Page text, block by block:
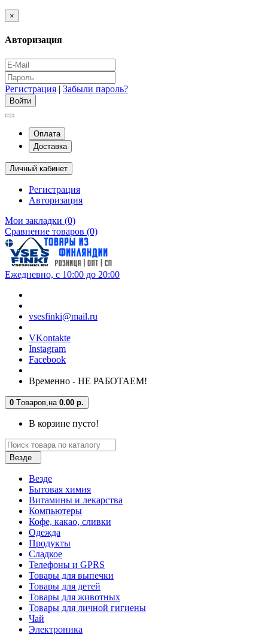
×
Авторизация
Регистрация | Забыли пароль?
Оплата
Доставка
Личный кабинет
Регистрация
Авторизация
Мои закладки (0)
Сравнение товаров (0)
Ежедневно, с 10:00 до 20:00
vsesfinki@mail.ru
VKontakte
Instagram
Facebook
Временно - НЕ РАБОТАЕМ!
0 Tоваров, на 0.00 р.
В корзине пусто!
Везде
Везде
Бытовая химия
Витамины и лекарства
Компьютеры
Кофе, какао, сливки
Одежда
Продукты
Сладкое
Телефоны и GPRS
Товары для выпечки
Товары для детей
Товары для животных
Товары для личной гигиены
Чай
Электроника